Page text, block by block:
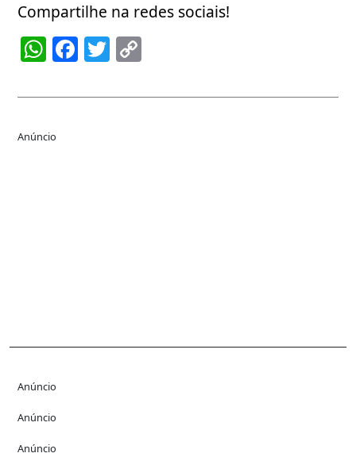
Compartilhe na redes sociais!
WhatsApp
Facebook
Twitter
Anúncio
Anúncio
Anúncio
Anúncio